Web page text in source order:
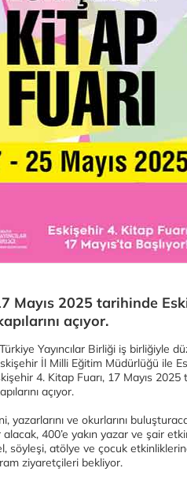
Mayıs 2025 tarihinde
açıyor.
Yayıncılar Birliği iş birliğiyle
İl Milli Eğitim Müdürlüğü ile
4. Kitap Fuarı, 17 Mayıs
açıyor.
yazarlarını ve okurlarını
400’e yakın yazar ve şair
söyleşi, atölye ve çocuk
ziyaretçileri bekliyor.